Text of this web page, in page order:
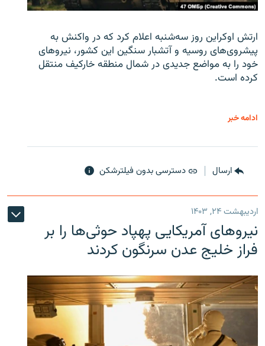
ارتش اوکراین روز سه‌شنبه اعلام کرد که در واکنش به
پیشروی‌های روسیه و آتشبار سنگین این کشور، نیروهای
خود را به مواضع جدیدی در شمال منطقه خارکیف منتقل
کرده است.
ادامه خبر
ارسال دسترسی بدون فیلترشکن
اردیبهشت ۲۴, ۱۴۰۳
نیروهای آمریکایی پهپاد حوثی‌ها را بر
فراز خلیج عدن سرنگون کردند